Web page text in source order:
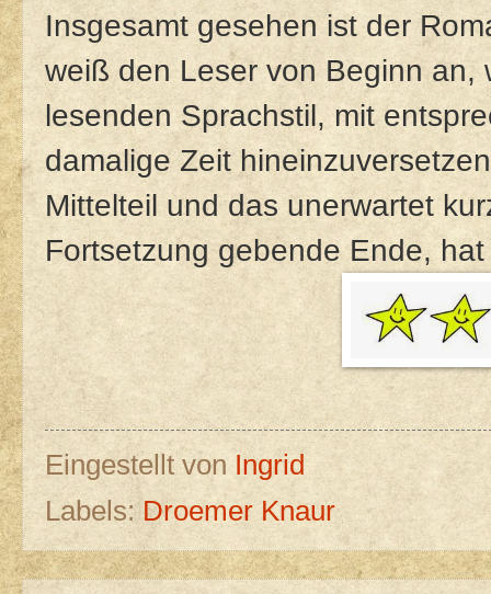
Insgesamt gesehen ist der
weiß den Leser von Beginn
lesenden Sprachstil, mit
damalige Zeit
Mittelteil und das unerwartet
Fortsetzung gebende Ende,
Eingestellt von Ingrid
Labels:Droemer Knaur